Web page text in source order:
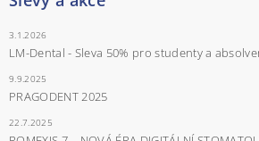
3.1.2026
LM-Dental - Sleva 50% pro studenty a
9.9.2025
PRAGODENT 2025
22.7.2025